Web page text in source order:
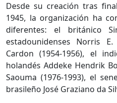
Desde su creación tras
1945, la organización ha
diferentes: el británico
estadounidenses Norris
Cardon (1954-1956), el
holandés Addeke Hendrik
Saouma (1976-1993), el
brasileño José Graziano da